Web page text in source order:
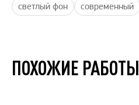
светлый фон современный
ПОХОЖИЕ РАБОТЫ